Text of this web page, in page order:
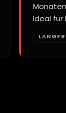
Ideal für